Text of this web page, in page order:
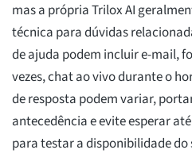
mas a própria Trilox AI
técnica para dúvidas
de ajuda podem incluir e-mail,
vezes, chat ao vivo durante o
de resposta podem variar,
antecedência e evite esperar
para testar a disponibilidade do